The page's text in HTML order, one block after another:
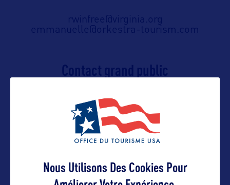
rwinfree@virginia.org
emmanuelle@orkestra-tourism.com
Contact grand public
rwinfree@virginia.org
emmanuelle@orkestra-tourism.com
Nous Utilisons Des Cookies Pour